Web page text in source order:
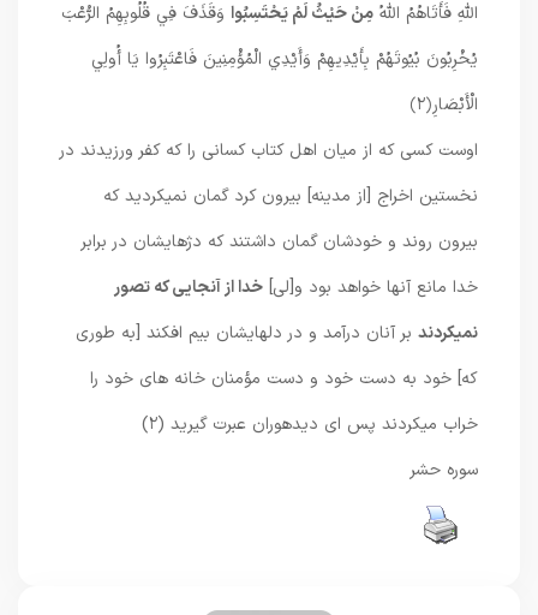
اللَّهِ فَأَتَاهُمُ اللَّهُ مِنْ حَيْثُ لَمْ يَحْتَسِبُوا وَقَذَفَ فِي قُلُوبِهِمُ الرُّعْبَ
يُخْرِبُونَ بُيُوتَهُمْ بِأَيْدِيهِمْ وَأَيْدِي الْمُؤْمِنِينَ فَاعْتَبِرُوا يَا أُولِي
الْأَبْصَارِ﴿۲﴾
اوست كسى كه از ميان اهل كتاب كسانى را كه كفر ورزيدند در
نخستين اخراج [از مدينه] بيرون كرد گمان نمیکرديد كه
بيرون روند و خودشان گمان داشتند كه دژهايشان در برابر
خدا مانع آنها خواهد بود و[لى] خدا از آنجايى كه تصور
نمیکردند بر آنان درآمد و در دلهايشان بيم افكند [به طورى
كه] خود به دست ‏خود و دست مؤمنان خانه ‏هاى خود را
خراب میکردند پس اى ديده‏وران عبرت گيريد (۲)
سوره حشر